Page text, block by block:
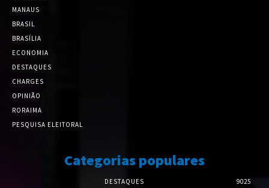
MANAUS
BRASIL
BRASÍLIA
ECONOMIA
DESTAQUES
CHARGES
OPINIÃO
RORAIMA
PESQUISA ELEITORAL
Categorias populares
DESTAQUES 9025